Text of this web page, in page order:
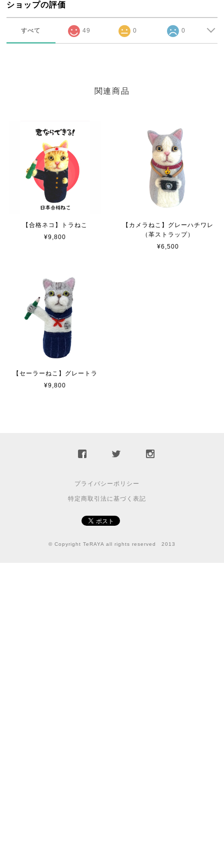
ショップの評価
すべて 49 0 0
関連商品
【合格ネコ】トラねこ
¥9,800
【カメラねこ】グレーハチワレ
（革ストラップ）
¥6,500
【セーラーねこ】グレートラ
¥9,800
プライバシーポリシー
特定商取引法に基づく表記
© Copyright TeRAYA all rights reserved 2013